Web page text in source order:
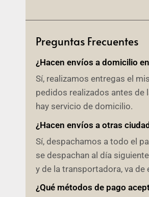
Preguntas Frecuentes
¿Hacen envíos a domicilio
Sí, realizamos entregas el
pedidos realizados antes de
hay servicio de domicilio.
¿Hacen envíos a otras
Sí, despachamos a todo el
se despachan al día
y de la transportadora, va
¿Qué métodos de pago